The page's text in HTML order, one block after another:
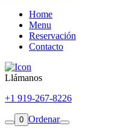
Home
Menu
Reservación
Contacto
Llámanos
+1 919-267-8226
0 Ordenar